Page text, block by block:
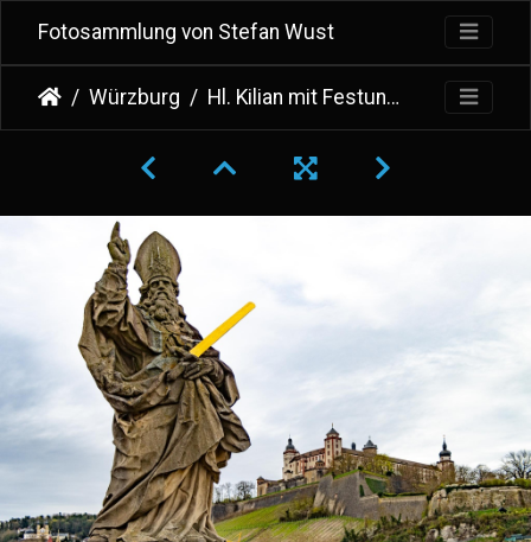
Fotosammlung von Stefan Wust
Würzburg Hl. Kilian mit Festung Marienberg